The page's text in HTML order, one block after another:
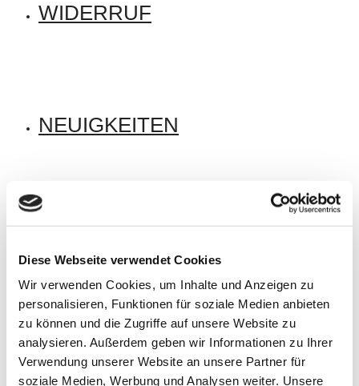
Diese Webseite verwendet Cookies
Wir verwenden Cookies, um Inhalte und Anzeigen zu
personalisieren, Funktionen für soziale Medien anbieten
zu können und die Zugriffe auf unsere Website zu
analysieren. Außerdem geben wir Informationen zu Ihrer
Verwendung unserer Website an unsere Partner für
soziale Medien, Werbung und Analysen weiter. Unsere
WIDERRUF
NEUIGKEITEN
WISSEN